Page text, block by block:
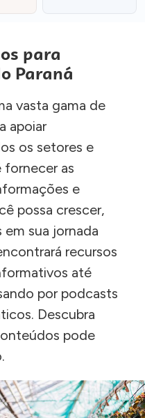
para
Paraná
vasta gama de
apoiar
os setores e
as
e
possa crescer,
em sua jornada
recursos
até
por podcasts
Descubra
pode